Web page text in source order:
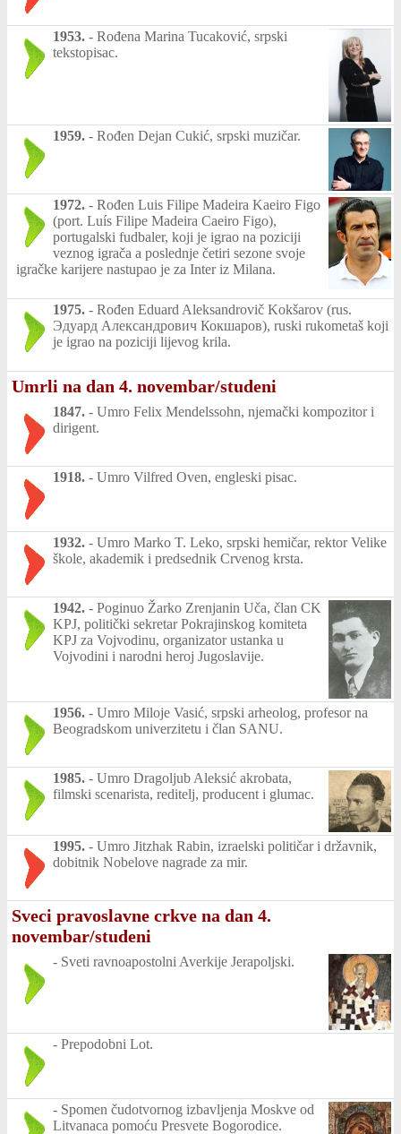
1953. - Rođena Marina Tucaković, srpski
tekstopisac.
1959. - Rođen Dejan Cukić, srpski muzičar.
1972. - Rođen Luis Filipe Madeira Kaeiro Figo
(port. Luís Filipe Madeira Caeiro Figo),
portugalski fudbaler, koji je igrao na poziciji
veznog igrača a poslednje četiri sezone svoje
igračke karijere nastupao je za Inter iz Milana.
1975. - Rođen Eduard Aleksandrovič Kokšarov (rus.
Эдуард Александрович Кокшаров), ruski rukometaš koji
je igrao na poziciji lijevog krila.
Umrli na dan 4. novembar/studeni
1847. - Umro Felix Mendelssohn, njemački kompozitor i
dirigent.
1918. - Umro Vilfred Oven, engleski pisac.
1932. - Umro Marko T. Leko, srpski hemičar, rektor Velike
škole, akademik i predsednik Crvenog krsta.
1942. - Poginuo Žarko Zrenjanin Uča, član CK
KPJ, politički sekretar Pokrajinskog komiteta
KPJ za Vojvodinu, organizator ustanka u
Vojvodini i narodni heroj Jugoslavije.
1956. - Umro Miloje Vasić, srpski arheolog, profesor na
Beogradskom univerzitetu i član SANU.
1985. - Umro Dragoljub Aleksić akrobata,
filmski scenarista, reditelj, producent i glumac.
1995. - Umro Jitzhak Rabin, izraelski političar i državnik,
dobitnik Nobelove nagrade za mir.
Sveci pravoslavne crkve na dan 4.
novembar/studeni
- Sveti ravnoapostolni Averkije Jerapoljski.
- Prepodobni Lot.
- Spomen čudotvornog izbavljenja Moskve od
Litvanaca pomoću Presvete Bogorodice.